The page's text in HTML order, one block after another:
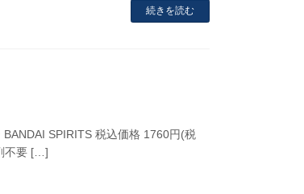
続きを読む
SPIRITS 税込価格 1760円(税
不要 […]